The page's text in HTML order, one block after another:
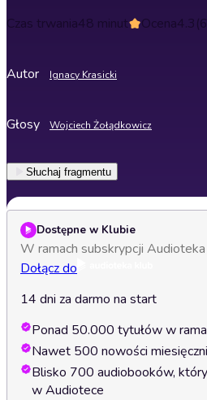
Czas trwania48 minut Ocena4.3
Autor Ignacy Krasicki
Głosy Wojciech Żołądkowicz
Słuchaj fragmentu
Dostępne w Klubie
W ramach subskrypcji
Dołącz do
14 dni za darmo na start
Ponad 50.000 tytułów w
Nawet 500 nowości
Blisko 700 audiobooków,
w Audiotece